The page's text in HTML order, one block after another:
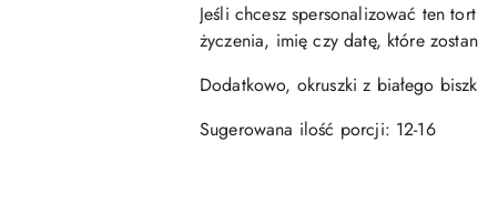
Jeśli chcesz spersonalizować ten
życzenia, imię czy datę, które
Dodatkowo, okruszki z białego
Sugerowana ilość porcji: 12-16